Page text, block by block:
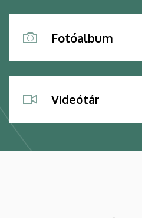
Fotóalbum
Videótár